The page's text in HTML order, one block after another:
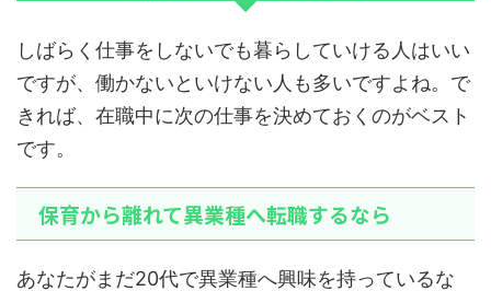
しばらく仕事をしないでも暮らしていける人はいい
ですが、働かないといけない人も多いですよね。で
きれば、在職中に次の仕事を決めておくのがベスト
です。
保育から離れて異業種へ転職するなら
あなたがまだ20代で異業種へ興味を持っているな